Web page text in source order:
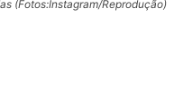
(Fotos:Instagram/Reprodução)